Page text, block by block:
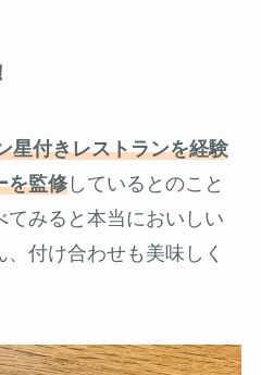
星付きレストランを経験
を監修しているとのこと
てみると本当においしい
付け合わせも美味しく